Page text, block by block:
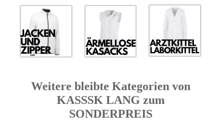
Weitere bleibte Kategorien von
KASSSK LANG zum
SONDERPREIS